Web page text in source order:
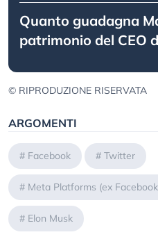
Quanto guadagna
patrimonio del CEO
© RIPRODUZIONE RISERVATA
ARGOMENTI
# Facebook # Twitter
# Meta Platforms (ex
# Elon Musk